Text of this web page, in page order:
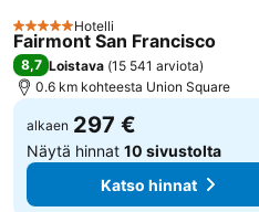
5 Tähtiluokitus
Hotelli
Fairmont San Francisco
8,7 Loistava (15 541 arviota)
0.6 km kohteesta Union Square
alkaen 297 €
Näytä hinnat 10 sivustolta
Katso hinnat